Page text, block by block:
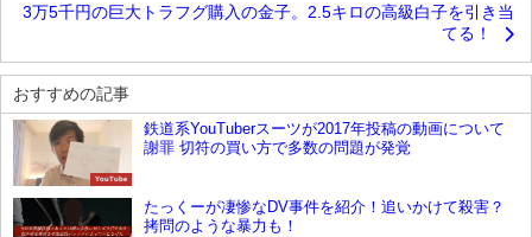
3万5千円の巨大トラフグ購入の金子。2.5キロの高級白子を引き当
てる！
おすすめの記事
YouTube
鉄道系YouTuberスーツが2017年投稿の動画について
謝罪 切符の買い方で多数の問題が発覚
たっくーが凄惨なDV事件を紹介！追いかけて殺害？
拷問のような暴力も！